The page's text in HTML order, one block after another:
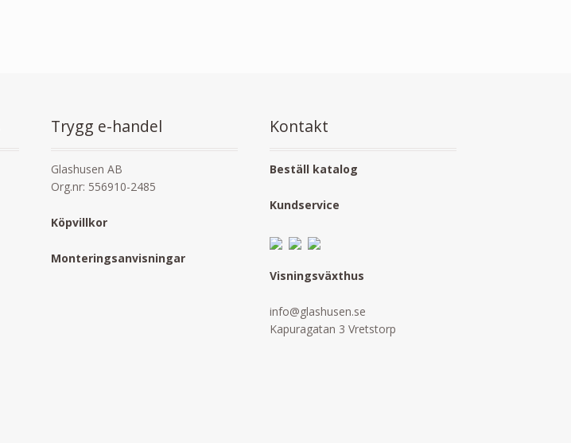
Trygg e-handel
Glashusen AB
Org.nr: 556910-2485
Köpvillkor
Monteringsanvisningar
Kontakt
Beställ katalog
Kundservice
Visningsväxthus
info@glashusen.se
Kapuragatan 3 Vretstorp